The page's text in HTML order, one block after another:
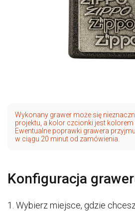
Wykonany grawer może się
projektu, a kolor czcionki jest
Ewentualne poprawki grawera
w ciągu 20 minut od zamówienia.
Konfiguracja
1. Wybierz miejsce, gdzie